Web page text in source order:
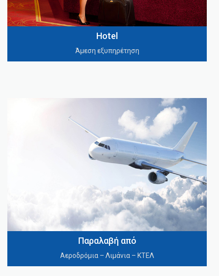
Hotel
Άμεση εξυπηρέτηση
Παραλαβή από
Αεροδρόμια – Λιμάνια – ΚΤΕΛ